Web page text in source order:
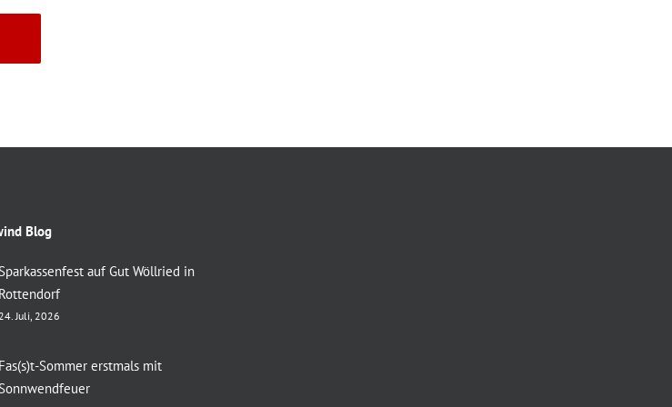
Blog
Sparkassenfest auf Gut Wöllried in
Rottendorf
Juli, 2026
Fas(s)t-Sommer erstmals mit
Sonnwendfeuer